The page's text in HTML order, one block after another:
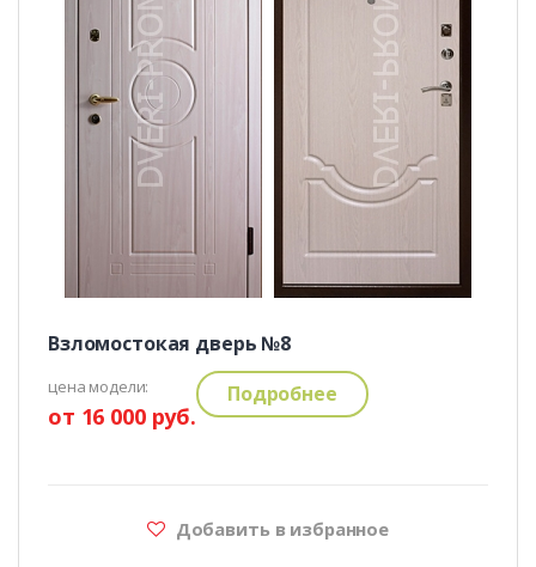
Взломостокая дверь №8
цена модели:
от 16 000 руб.
Подробнее
Добавить в избранное